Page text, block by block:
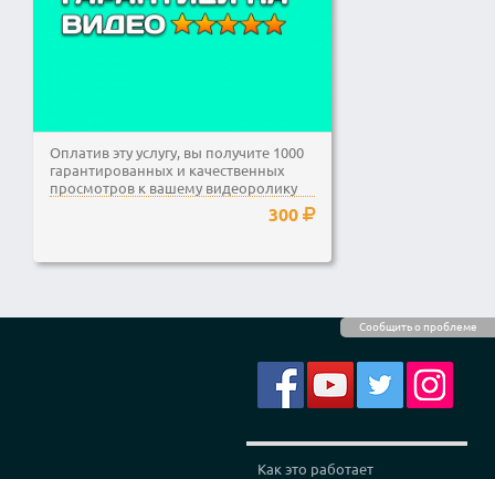
Сообщить о проблеме
Оплатив эту услугу, вы получите 1000
гарантированных и качественных
просмотров к вашему видеоролику
300
Как это работает